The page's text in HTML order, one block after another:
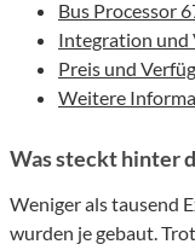
Bus Processor
Integration und
Preis und
Weitere
Was steckt hinter
Weniger als tausend
wurden je gebaut.